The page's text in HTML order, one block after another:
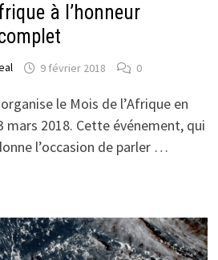
à l’honneur
9 février 2018 0
le Mois de l’Afrique en
mars 2018. Cette événement, qui
l’occasion de parler …